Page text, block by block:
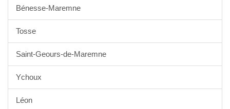
Bénesse-Maremne
Tosse
Saint-Geours-de-Maremne
Ychoux
Léon